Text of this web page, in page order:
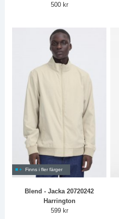
500 kr
Finns i fler färger
Blend - Jacka 20720242
Harrington
599 kr